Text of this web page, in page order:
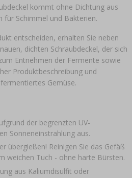
kommt ohne Dichtung aus
für Schimmel und Bakterien.
entscheiden, erhalten Sie neben
dichten Schraubdeckel, der sich
Entnehmen der Fermente sowie
Produktbeschreibung und
Gemüse.
der begrenzten UV-
Sonneneinstrahlung aus.​
übergießen! Reinigen Sie das Gefäß
weichen Tuch - ohne harte Bürsten.
aus Kaliumdisulfit oder